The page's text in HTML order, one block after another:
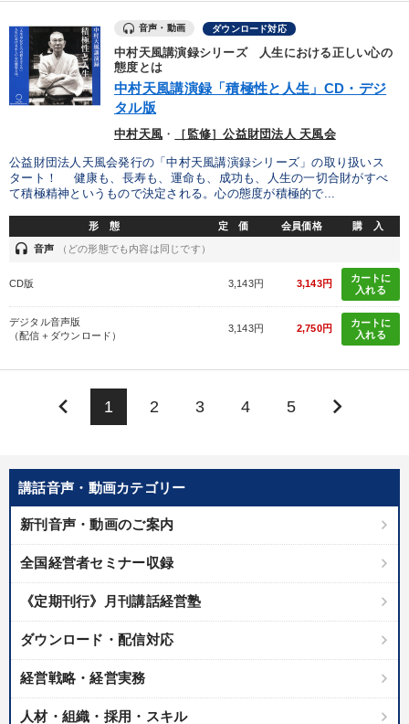
講話音声・動画カテゴリー
新刊音声・動画のご案内
全国経営者セミナー収録
《定期刊行》月刊講話経営塾
ダウンロード・配信対応
経営戦略・経営実務
人材・組織・採用・スキル
音声・動画 ダウンロード対応
中村天風講演録シリーズ 人生における正しい心の
態度とは
中村天風講演録「積極性と人生」CD・デジ
タル版
中村天風 ・ ［監修］公益財団法人 天風会
公益財団法人天風会発行の「中村天風講演録シリーズ」の取り扱いス
タート！ 健康も、長寿も、運命も、成功も、人生の一切合財がすべ
て積極精神というもので決定される。心の態度が積極的で...
形 態 定 価 会員価格 購 入
headset 音声 （どの形態でも内容は同じです）
CD版 3,143円 3,143円
カートに
入れる
デジタル音声版
（配信＋ダウンロード）
3,143円 2,750円
カートに
入れる
keyboard_arrow_left 1 2 3 4 5 keyboard_arrow_right